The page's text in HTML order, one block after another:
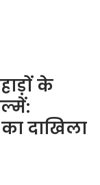
के
दाखिला